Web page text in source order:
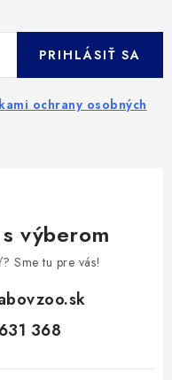
ochrany osobných
PRIHLÁSIŤ SA
výberom
Sme tu pre vás!
368